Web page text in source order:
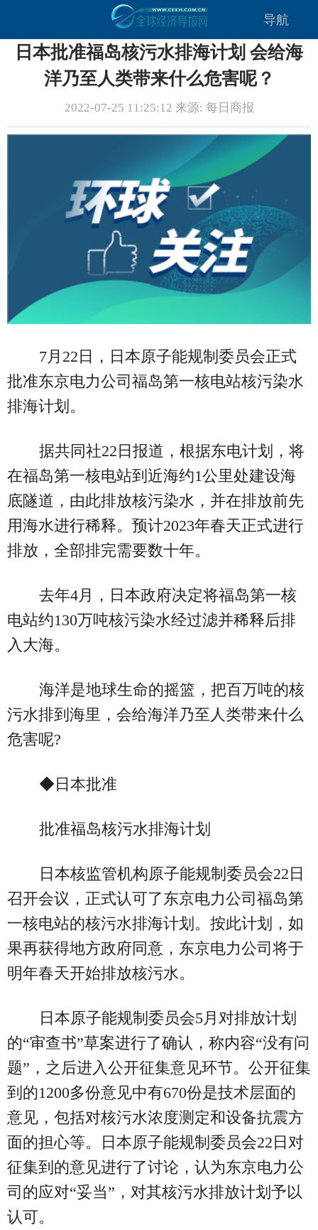
导航
日本批准福岛核污水排海计划 会给海
洋乃至人类带来什么危害呢？
2022-07-25 11:25:12 来源: 每日商报
7月22日，日本原子能规制委员会正式
批准东京电力公司福岛第一核电站核污染水
排海计划。
据共同社22日报道，根据东电计划，将
在福岛第一核电站到近海约1公里处建设海
底隧道，由此排放核污染水，并在排放前先
用海水进行稀释。预计2023年春天正式进行
排放，全部排完需要数十年。
去年4月，日本政府决定将福岛第一核
电站约130万吨核污染水经过滤并稀释后排
入大海。
海洋是地球生命的摇篮，把百万吨的核
污水排到海里，会给海洋乃至人类带来什么
危害呢?
◆日本批准
批准福岛核污水排海计划
日本核监管机构原子能规制委员会22日
召开会议，正式认可了东京电力公司福岛第
一核电站的核污水排海计划。按此计划，如
果再获得地方政府同意，东京电力公司将于
明年春天开始排放核污水。
日本原子能规制委员会5月对排放计划
的“审查书”草案进行了确认，称内容“没有问
题”，之后进入公开征集意见环节。公开征集
到的1200多份意见中有670份是技术层面的
意见，包括对核污水浓度测定和设备抗震方
面的担心等。日本原子能规制委员会22日对
征集到的意见进行了讨论，认为东京电力公
司的应对“妥当”，对其核污水排放计划予以
认可。